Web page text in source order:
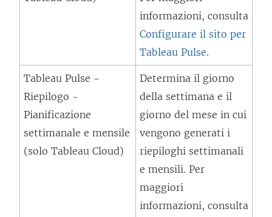
i
n
e
s
t
a
informazioni, consulta
Configurare il sito per
Tableau Pulse.
Tableau Pulse -
Riepilogo -
Pianificazione
settimanale e mensile
(solo Tableau Cloud)
Determina il giorno
della settimana e il
giorno del mese in cui
vengono generati i
riepiloghi settimanali
e mensili. Per
maggiori
informazioni, consulta